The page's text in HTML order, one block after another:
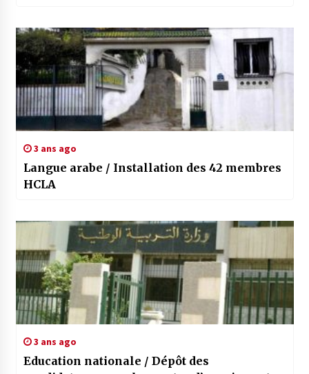
3 ans ago
Langue arabe / Installation des 42 membres
HCLA
3 ans ago
Education nationale / Dépôt des